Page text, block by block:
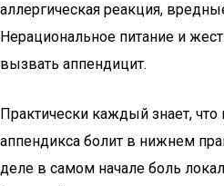
аллергическая реакция,
Нерациональное питание и
вызвать аппендицит.
Практически каждый знает, что
аппендикса болит в нижнем
деле в самом начале боль